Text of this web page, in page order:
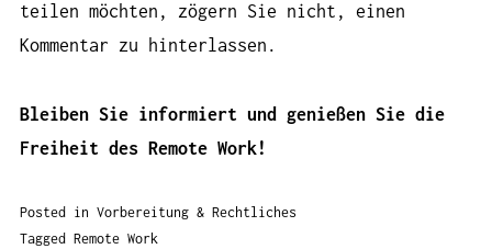
teilen möchten, zögern Sie nicht, einen
Kommentar zu hinterlassen.
Bleiben Sie informiert und genießen Sie die
Freiheit des Remote Work!
Posted in Vorbereitung & Rechtliches
Tagged Remote Work